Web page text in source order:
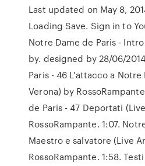
Last updated on May 8,
Loading Save. Sign in to
Notre Dame de Paris -
by. designed by 28/06/
Paris - 46 L'attacco a
Verona) by
de Paris - 47 Deportati
RossoRampante. 1:07.
Maestro e salvatore (Live
RossoRampante. 1:58.